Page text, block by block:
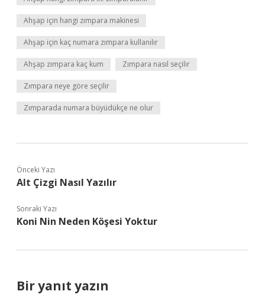
Ahşap için hangi zımpara makinesi
Ahşap için kaç numara zımpara kullanılır
Ahşap zımpara kaç kum Zımpara nasıl seçilir
Zımpara neye göre seçilir
Zımparada numara büyüdükçe ne olur
Önceki Yazı
Alt Çizgi Nasıl Yazılır
Sonraki Yazı
Koni Nin Neden Köşesi Yoktur
Bir yanıt yazın